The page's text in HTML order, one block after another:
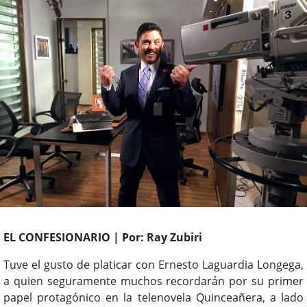
EL CONFESIONARIO | Por: Ray Zubiri
Tuve el gusto de platicar con Ernesto Laguardia Longega,
a quien seguramente muchos recordarán por su primer
papel protagónico en la telenovela Quinceañera, a lado